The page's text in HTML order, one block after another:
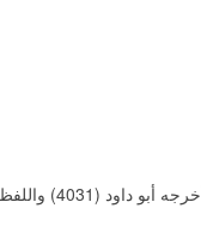
أبو داود (4031) واللفظ له، وأحمد (5114) مطولاً